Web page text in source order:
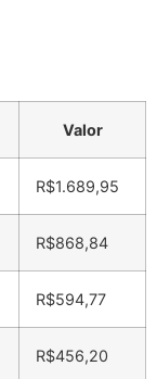
Valor
R$1.689,95
R$868,84
R$594,77
R$456,20